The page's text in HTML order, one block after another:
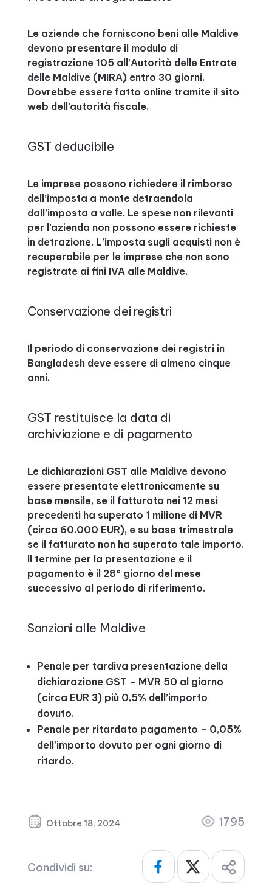
Le aziende che forniscono beni alle Maldive
devono presentare il modulo di
registrazione 105 all’Autorità delle Entrate
delle Maldive (MIRA) entro 30 giorni.
Dovrebbe essere fatto online tramite il sito
web dell’autorità fiscale.
GST deducibile
Le imprese possono richiedere il rimborso
dell’imposta a monte detraendola
dall’imposta a valle. Le spese non rilevanti
per l’azienda non possono essere richieste
in detrazione. L’imposta sugli acquisti non è
recuperabile per le imprese che non sono
registrate ai fini IVA alle Maldive.
Conservazione dei registri
Il periodo di conservazione dei registri in
Bangladesh deve essere di almeno cinque
anni.
GST restituisce la data di
archiviazione e di pagamento
Le dichiarazioni GST alle Maldive devono
essere presentate elettronicamente su
base mensile, se il fatturato nei 12 mesi
precedenti ha superato 1 milione di MVR
(circa 60.000 EUR), e su base trimestrale
se il fatturato non ha superato tale importo.
Il termine per la presentazione e il
pagamento è il 28° giorno del mese
successivo al periodo di riferimento.
Sanzioni alle Maldive
Penale per tardiva presentazione della
dichiarazione GST – MVR 50 al giorno
(circa EUR 3) più 0,5% dell’importo
dovuto.
Penale per ritardato pagamento – 0,05%
dell’importo dovuto per ogni giorno di
ritardo.
Ottobre 18, 2024 1795
Condividi su: